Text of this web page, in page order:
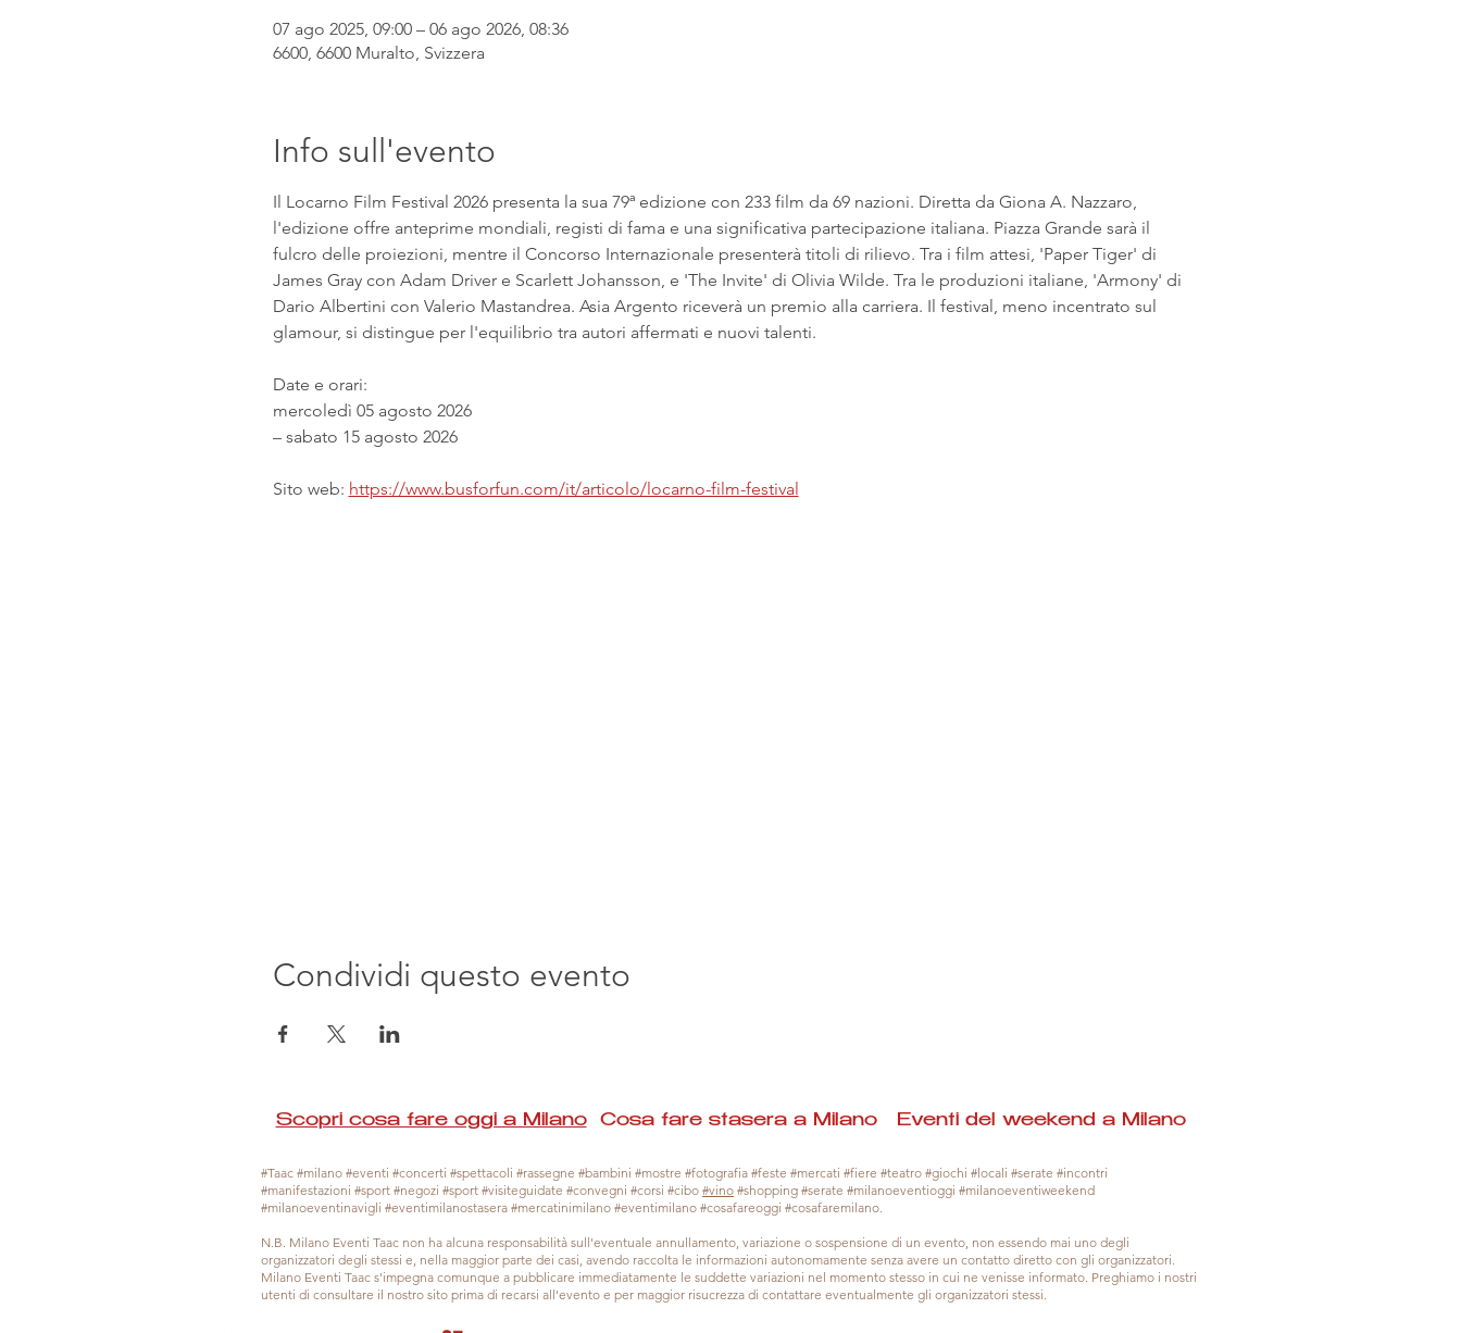
07 ago 2025, 09:00 – 06 ago 2026, 08:36
6600, 6600 Muralto, Svizzera
Info sull'evento
Il Locarno Film Festival 2026 presenta la sua 79ª edizione con 233 film da 69 nazioni. Diretta da Giona A. Nazzaro,
l'edizione offre anteprime mondiali, registi di fama e una significativa partecipazione italiana. Piazza Grande sarà il
fulcro delle proiezioni, mentre il Concorso Internazionale presenterà titoli di rilievo. Tra i film attesi, 'Paper Tiger' di
James Gray con Adam Driver e Scarlett Johansson, e 'The Invite' di Olivia Wilde. Tra le produzioni italiane, 'Armony' di
Dario Albertini con Valerio Mastandrea. Asia Argento riceverà un premio alla carriera. Il festival, meno incentrato sul
glamour, si distingue per l'equilibrio tra autori affermati e nuovi talenti.
Date e orari:
mercoledì 05 agosto 2026
– sabato 15 agosto 2026
Sito web: https://www.busforfun.com/it/articolo/locarno-film-festival
Condividi questo evento
Scopri cosa fare oggi a MilanoCosa fare stasera a Milano Eventi del weekend a Milano
#Taac #milano #eventi #concerti #spettacoli #rassegne #bambini #mostre #fotografia #feste #mercati #fiere #teatro #giochi #locali #serate #incontri
#manifestazioni #sport #negozi #sport #visiteguidate #convegni #corsi #cibo #vino #shopping #serate #milanoeventioggi #milanoeventiweekend
#milanoeventinavigli #eventimilanostasera #mercatinimilano #eventimilano #cosafareoggi #cosafaremilano.
N.B. Milano Eventi Taac non ha alcuna responsabilità sull'eventuale annullamento, variazione o sospensione di un evento, non essendo mai uno degli
organizzatori degli stessi e, nella maggior parte dei casi, avendo raccolta le informazioni autonomamente senza avere un contatto diretto con gli organizzatori.
Milano Eventi Taac s'impegna comunque a pubblicare immediatamente le suddette variazioni nel momento stesso in cui ne venisse informato. Preghiamo i nostri
utenti di consultare il nostro sito prima di recarsi all'evento e per maggior risucrezza di contattare eventualmente gli organizzatori stessi.